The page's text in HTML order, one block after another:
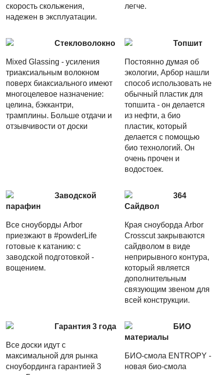
скорость скольжения,
надежен в эксплуатации.
легче.
Стекловолокно
Mixed Glassing - усиления
триаксиальным волокном
поверх биаксиального имеют
многоцелевое назначение:
целина, бэккантри,
трамплины. Больше отдачи и
отзывчивости от доски
Топшит
Постоянно думая об
экологии, Арбор нашли
способ использовать не
обычный пластик для
топшита - он делается
из нефти, а био
пластик, который
делается с помощью
био технологий. Он
очень прочен и
водостоек.
Заводской
парафин
Все сноуборды Arbor
приезжают в #powderLife
готовые к катанию: с
заводской подготовкой -
вощением.
364
Сайдвол
Края сноуборда Arbor
Crosscut закрываются
сайдволом в виде
неприрывного контура,
который является
дополнительным
связующим звеном для
всей конструкции.
Гарантия 3 года
Все доски идут с
максимальной для рынка
сноубординга гарантией 3
БИО
материалы
БИО-смола ENTROPY -
новая био-смола